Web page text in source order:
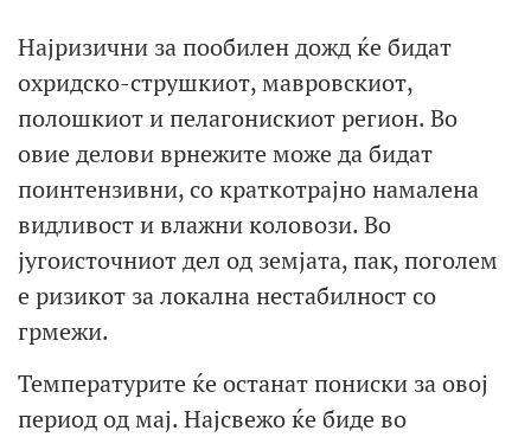
Најризични за пообилен дожд ќе бидат
охридско-струшкиот, мавровскиот,
полошкиот и пелагонискиот регион. Во
овие делови врнежите може да бидат
поинтензивни, со краткотрајно намалена
видливост и влажни коловози. Во
југоисточниот дел од земјата, пак, поголем
е ризикот за локална нестабилност со
грмежи.
Температурите ќе останат пониски за овој
период од мај. Најсвежо ќе биде во